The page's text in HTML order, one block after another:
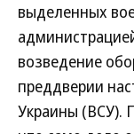
выделенных
возведение
преддверии
Украины (ВСУ).